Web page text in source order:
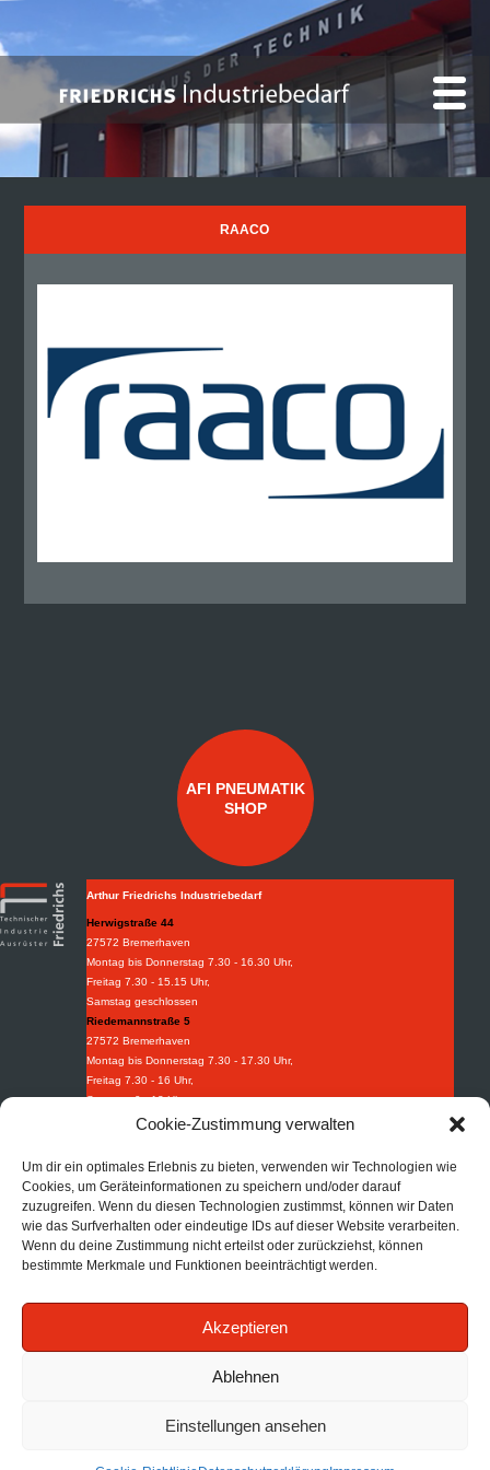
Cookie-Zustimmung verwalten
Um dir ein optimales Erlebnis zu bieten, verwenden wir Technologien wie
Cookies, um Geräteinformationen zu speichern und/oder darauf
zuzugreifen. Wenn du diesen Technologien zustimmst, können wir Daten
wie das Surfverhalten oder eindeutige IDs auf dieser Website verarbeiten.
Wenn du deine Zustimmung nicht erteilst oder zurückziehst, können
bestimmte Merkmale und Funktionen beeinträchtigt werden.
Akzeptieren
Ablehnen
Einstellungen ansehen
RAACO
AFI PNEUMATIK
SHOP
Arthur Friedrichs Industriebedarf
Herwigstraße 44
27572 Bremerhaven
Montag bis Donnerstag 7.30 - 16.30 Uhr,
Freitag 7.30 - 15.15 Uhr,
Samstag geschlossen
Riedemannstraße 5
27572 Bremerhaven
Montag bis Donnerstag 7.30 - 17.30 Uhr,
Freitag 7.30 - 16 Uhr,
Samstag 9 - 13 Uhr
Weidestraße 8-10
Industriebedarf
Tel:+49 (0) 471 97395 0
Fax: +49 (0) 471 97395 95
Mail:info@afi-bhv.de
+49 (0) 471 30852 68
| AGB